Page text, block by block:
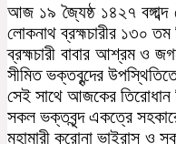
আজ ১৯ জ্যৈষ্ঠ ১৪২৭ বঙ্গাব্দ
লোকনাথ ব্রহ্মচারীর ১৩০ তম
ব্রহ্মচারী বাবার আশ্রম ও
সীমিত ভক্তবৃন্দের
সেই সাথে আজকের তিরোধান
সকল ভক্তবৃন্দ একত্রে সহকারে
মহামারী করোনা ভাইরাস ও